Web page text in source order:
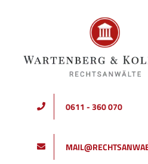
0611 - 360 070